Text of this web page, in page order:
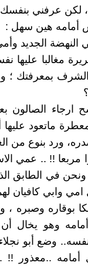
، لكن عرفني
أمامه هين سهل :
الجديد
مغالبا
بمعرفتك ؛
ارجاء الصالون
ماتعود
ورد بنوع من
مربعا !! .. عمي
ونحن في الطابق
وابي كافيان
بوقاره وصبره ،
وهو يخال أن
وضع أبو
أمامه ..معذور !!